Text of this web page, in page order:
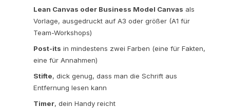
Lean Canvas oder Business Model Canvas als
Vorlage, ausgedruckt auf A3 oder größer (A1 für
Team-Workshops)
Post-its in mindestens zwei Farben (eine für Fakten,
eine für Annahmen)
Stifte, dick genug, dass man die Schrift aus
Entfernung lesen kann
Timer, dein Handy reicht